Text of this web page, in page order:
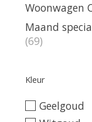
Woonwagen
Maand
(69)
Kleur
Geelgoud